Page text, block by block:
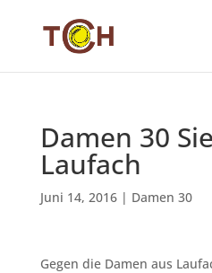
Damen 30
Laufach
Juni 14, 2016| Damen 30
Gegen die Damen aus